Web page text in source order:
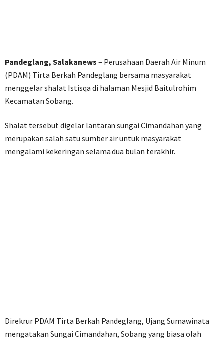
Pandeglang, Salakanews – Perusahaan Daerah Air Minum
(PDAM) Tirta Berkah Pandeglang bersama masyarakat
menggelar shalat Istisqa di halaman Mesjid Baitulrohim
Kecamatan Sobang.
Shalat tersebut digelar lantaran sungai Cimandahan yang
merupakan salah satu sumber air untuk masyarakat
mengalami kekeringan selama dua bulan terakhir.
Direkrur PDAM Tirta Berkah Pandeglang, Ujang Sumawinata
mengatakan Sungai Cimandahan, Sobang yang biasa olah